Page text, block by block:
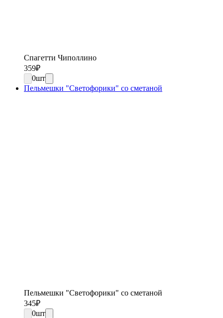
Спагетти Чиполлино
359₽
0шт
Пельмешки "Светофорики" со сметаной
Пельмешки "Светофорики" со сметаной
345₽
0шт